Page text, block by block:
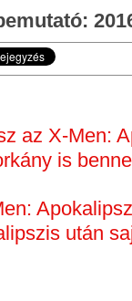
az X-Men:
is
után